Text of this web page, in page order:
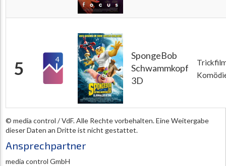
5 4
SpongeBob
Schwammkopf
3D
© media control / VdF. Alle Rechte vorbehalten. Eine Weitergabe
dieser Daten an Dritte ist nicht gestattet.
Ansprechpartner
media control GmbH